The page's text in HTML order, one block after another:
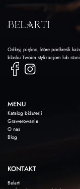
Odkryj piękno, które podkreśli
blasku Twoim stylizacjom lub
MENU
Katalog biżuterii
Grawerowanie
O nas
Blog
KONTAKT
Belarti